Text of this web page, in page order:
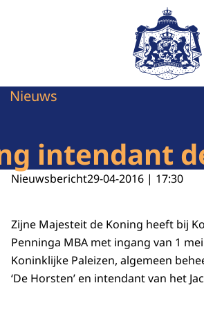
Naar de
Nieuws
intendant
Nieuwsbericht29-04-2016 | 17:30
Zijne Majesteit de Koning heeft bij
Penninga MBA met ingang van 1
Koninklijke Paleizen, algemeen
‘De Horsten’ en intendant van het